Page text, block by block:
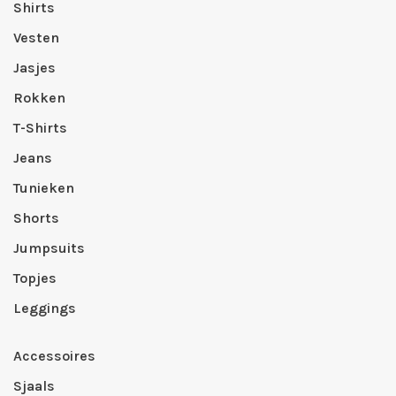
Shirts
Vesten
Jasjes
Rokken
T-Shirts
Jeans
Tunieken
Shorts
Jumpsuits
Topjes
Leggings
Accessoires
Sjaals